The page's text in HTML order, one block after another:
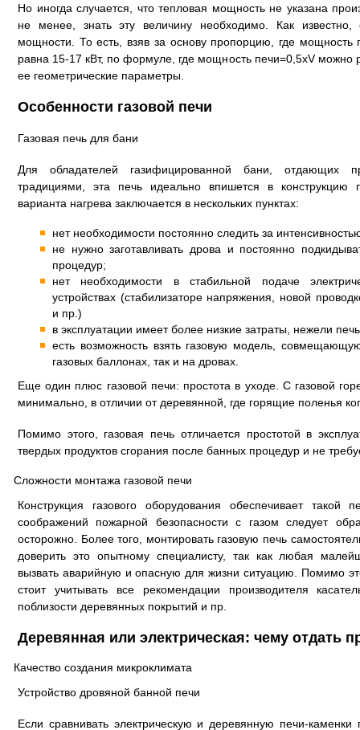
Но иногда случается, что тепловая мощность не указана
не менее, знать эту величину необходимо. Как
мощности. То есть, взяв за основу пропорцию, где
равна 15-17 кВт, по формуле, где мощность печи=0,5хV можно
ее геометрические параметры.
Особенности газовой печи
Газовая печь для бани
Для обладателей газифицированной бани, отдающих
традициями, эта печь идеально впишется в конструкцию
варианта нагрева заключается в нескольких пунктах:
нет необходимости постоянно следить за
не нужно заготавливать дрова и постоянно
процедур;
нет необходимости в стабильной подаче
устройствах (стабилизаторе напряжения, новой
и пр.)
в эксплуатации имеет более низкие затраты, нежели
есть возможность взять газовую модель,
газовых баллонах, так и на дровах.
Еще один плюс газовой печи: простота в уходе. С газовой
минимально, в отличии от деревянной, где горящие поленья
Помимо этого, газовая печь отличается простотой в
твердых продуктов сгорания после банных процедур и не
Сложности монтажа газовой печи
Конструкция газового оборудования обеспечивает
соображений пожарной безопасности с газом следует
осторожно. Более того, монтировать газовую печь
доверить это опытному специалисту, так как любая
вызвать аварийную и опасную для жизни ситуацию. Помимо
стоит учитывать все рекомендации производителя
поблизости деревянных покрытий и пр.
Деревянная или электрическая: чему отдать
Качество создания микроклимата
Устройство дровяной банной печи
Если сравнивать электрическую и деревянную печи-каменки